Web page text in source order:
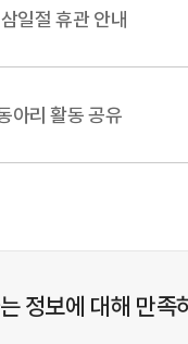
일절 휴관 안내
아리 활동 공유
정보에 대해 만족